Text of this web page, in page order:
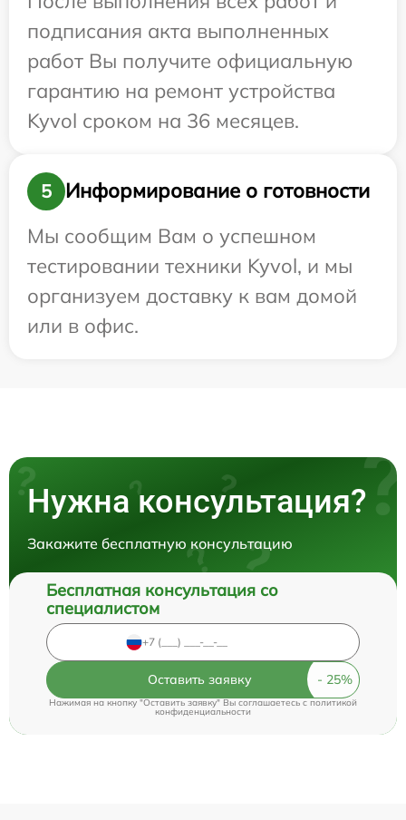
подписания акта выполненных
работ Вы получите официальную
гарантию на ремонт устройства
Kyvol сроком на 36 месяцев.
5
Информирование о готовности
Мы сообщим Вам о успешном
тестировании техники Kyvol, и мы
организуем доставку к вам домой
или в офис.
Нужна консультация?
Закажите бесплатную консультацию
Бесплатная консультация со
специалистом
Оставить заявку
Нажимая на кнопку "Оставить заявку" Вы соглашаетесь cполитикой
конфиденциальности